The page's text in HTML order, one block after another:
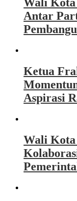
Wali
Antar
Ketua
Aspirasi
Wali